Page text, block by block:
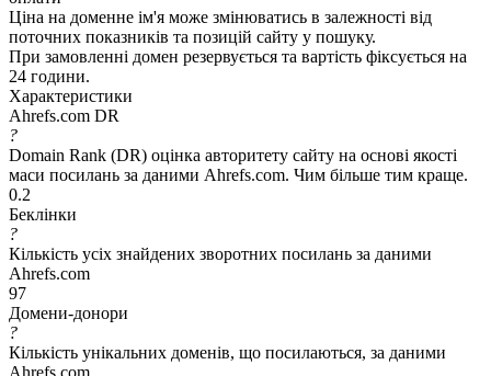
Ціна на доменне ім'я може змінюватись в залежності від
поточних показників та позицій сайту у пошуку.
При замовленні домен резервується та вартість фіксується на
24 години.
Характеристики
Ahrefs.com DR
?
Domain Rank (DR) оцінка авторитету сайту на основі якості
маси посилань за даними Ahrefs.com. Чим більше тим краще.
0.2
Беклінки
?
Кількість усіх знайдених зворотних посилань за даними
Ahrefs.com
97
Домени-донори
?
Кількість унікальних доменів, що посилаються, за даними
Ahrefs.com